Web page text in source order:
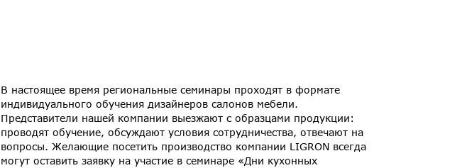
В настоящее время региональные семинары проходят в формате
индивидуального обучения дизайнеров салонов мебели.
Представители нашей компании выезжают с образцами продукции:
проводят обучение, обсуждают условия сотрудничества, отвечают на
вопросы. Желающие посетить производство компании LIGRON всегда
могут оставить заявку на участие в семинаре «Дни кухонных